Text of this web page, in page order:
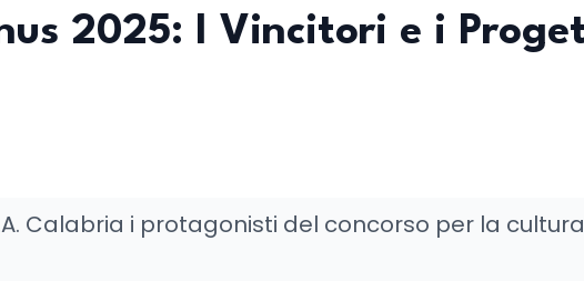
2025: I Vincitori e i
Calabria i protagonisti del concorso per la cultura